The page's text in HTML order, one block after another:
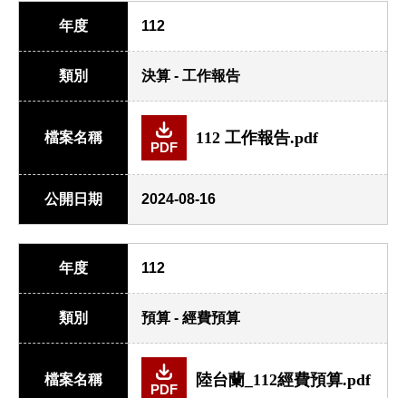
年度 112
類別 決算 - 工作報告
檔案名稱
PDF
112 工作報告.pdf
公開日期 2024-08-16
年度 112
類別 預算 - 經費預算
檔案名稱
PDF
陸台蘭_112經費預算.pdf